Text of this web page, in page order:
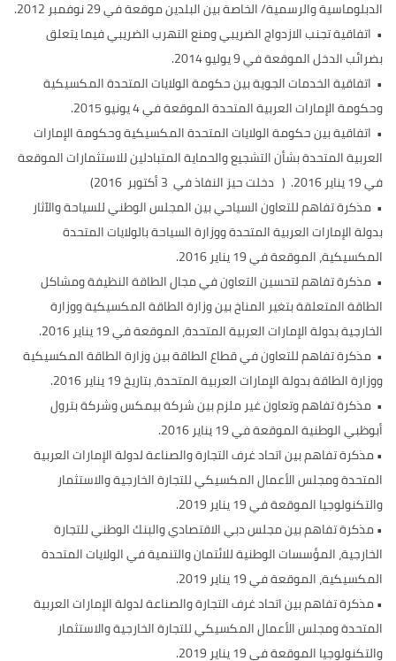
الدبلوماسية والرسمية/ الخاصة بين البلدين موقعة في 29 نوفمبر 2012.
• اتفاقية تجنب الازدواج الضريبي ومنع التهرب الضريبي فيما يتعلق
بضرائب الدخل الموقعة في 9 يوليو 2014.
• اتفاقية الخدمات الجوية بين حكومة الولايات المتحدة المكسيكية
وحكومة الإمارات العربية المتحدة الموقعة في 4 يونيو 2015.
• اتفاقية بين حكومة الولايات المتحدة المكسيكية وحكومة الإمارات
العربية المتحدة بشأن التشجيع والحماية المتبادلين للاستثمارات الموقعة
في 19 يناير 2016. ( دخلت حيز النفاذ في 3 أكتوبر 2016)
• مذكرة تفاهم للتعاون السياحي بين المجلس الوطني للسياحة والآثار
بدولة الإمارات العربية المتحدة ووزارة السياحة بالولايات المتحدة
المكسيكية، الموقعة في 19 يناير 2016.
• مذكرة تفاهم لتحسين التعاون في مجال الطاقة النظيفة ومشاكل
الطاقة المتعلقة بتغير المناخ بين وزارة الطاقة المكسيكية ووزارة
الخارجية بدولة الإمارات العربية المتحدة، الموقعة في 19 يناير 2016.
• مذكرة تفاهم للتعاون في قطاع الطاقة بين وزارة الطاقة المكسيكية
ووزارة الطاقة بدولة الإمارات العربية المتحدة، بتاريخ 19 يناير 2016.
• مذكرة تفاهم وتعاون غير ملزم بين شركة بيمكس وشركة بترول
أبوظبي الوطنية الموقعة في 19 يناير 2016.
• مذكرة تفاهم بين اتحاد غرف التجارة والصناعة لدولة الإمارات العربية
المتحدة ومجلس الأعمال المكسيكي للتجارة الخارجية والاستثمار
والتكنولوجيا الموقعة في 19 يناير 2019.
• مذكرة تفاهم بين مجلس دبي الاقتصادي والبنك الوطني للتجارة
الخارجية، المؤسسات الوطنية للائتمان والتنمية في الولايات المتحدة
المكسيكية، الموقعة في 19 يناير 2019.
• مذكرة تفاهم بين اتحاد غرف التجارة والصناعة لدولة الإمارات العربية
المتحدة ومجلس الأعمال المكسيكي للتجارة الخارجية والاستثمار
والتكنولوجيا الموقعة في 19 يناير 2019.